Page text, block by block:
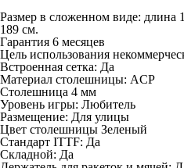
Размер в сложенном виде: длина
189 см.
Гарантия 6 месяцев
Цель использования
Встроенная сетка: Да
Материал столешницы: ACP
Столешница 4 мм
Уровень игры: Любитель
Размещение: Для улицы
Цвет столешницы Зеленый
Стандарт ITTF: Да
Складной: Да